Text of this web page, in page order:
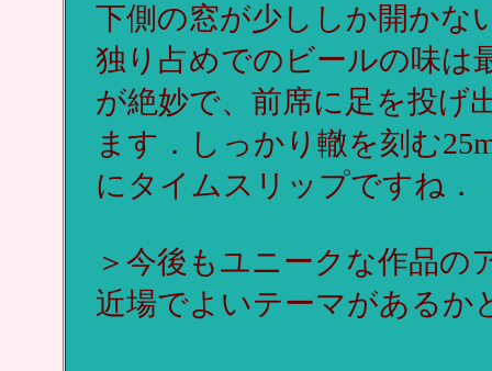
下側の窓が少ししか開かな
独り占めでのビールの味は
が絶妙で、前席に足を投げ
ます．しっかり轍を刻む
にタイムスリップですね．
＞今後もユニークな作品
近場でよいテーマがあるか